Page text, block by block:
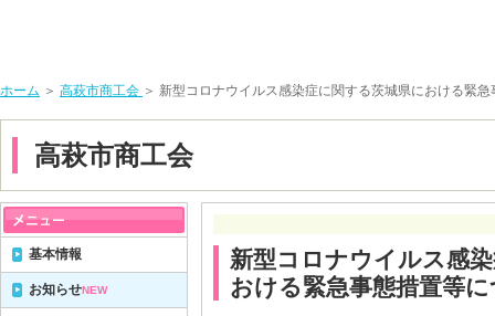
ホーム ＞ 高萩市商工会 ＞ 新型コロナウイルス感染症に関する茨城県における緊
高萩市商工会
新型コロナウイルス感
おける緊急事態措置等
基本情報
お知らせNEW